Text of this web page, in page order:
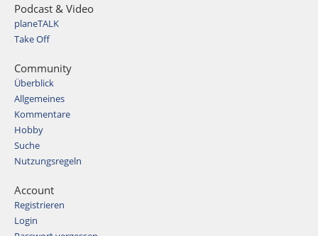
Podcast & Video
planeTALK
Take Off
Community
Überblick
Allgemeines
Kommentare
Hobby
Suche
Nutzungsregeln
Account
Registrieren
Login